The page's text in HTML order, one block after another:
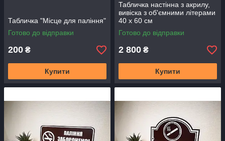
Табличка "Місце для паління"
Готово до відправки
200 ₴
Купити
Табличка настінна з акрилу,
вивіска з об'ємними літерами
40 х 60 см
Готово до відправки
2 800 ₴
Купити